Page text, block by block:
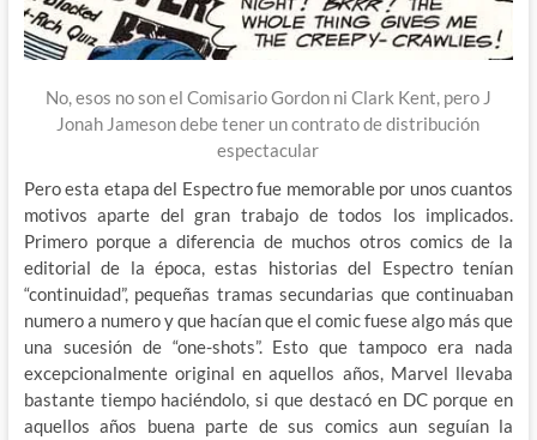
No, esos no son el Comisario Gordon ni Clark Kent, pero J
Jonah Jameson debe tener un contrato de distribución
espectacular
Pero esta etapa del Espectro fue memorable por unos cuantos
motivos aparte del gran trabajo de todos los implicados.
Primero porque a diferencia de muchos otros comics de la
editorial de la época, estas historias del Espectro tenían
“continuidad”, pequeñas tramas secundarias que continuaban
numero a numero y que hacían que el comic fuese algo más que
una sucesión de “one-shots”. Esto que tampoco era nada
excepcionalmente original en aquellos años, Marvel llevaba
bastante tiempo haciéndolo, si que destacó en DC porque en
aquellos años buena parte de sus comics aun seguían la